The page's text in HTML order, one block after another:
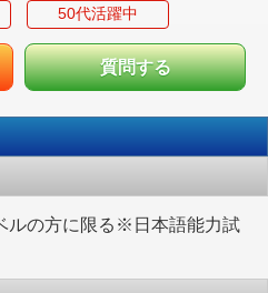
50代活躍中
質問する
ルの方に限る※日本語能力試